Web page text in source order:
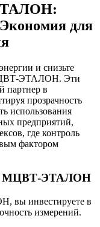
для
и снизьте
ЭТАЛОН. Эти
партнер в
прозрачность
использования
предприятий,
где контроль
фактором
МЦВТ-ЭТАЛОН
вы инвестируете в
измерений.